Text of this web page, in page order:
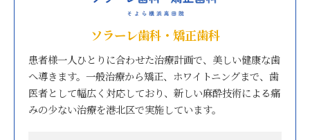
ソラーレ歯科・矯正歯科
患者様一人ひとりに合わせた治療計画で、美しい健康な歯
へ導きます。一般治療から矯正、ホワイトニングまで、歯
医者として幅広く対応しており、新しい麻酔技術による痛
みの少ない治療を港北区で実施しています。